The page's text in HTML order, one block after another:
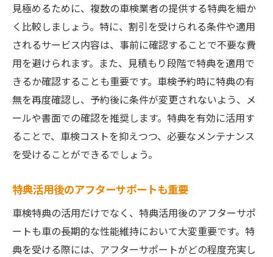
見極めるために、複数の車検業者の提供する特典を細か
く比較しましょう。特に、割引を受けられる条件や適用
されるサービス内容は、事前に確認することで不要な費
用を避けられます。また、見積もり段階で特典を適用で
きるか確認することも重要です。車検予約時に特典の有
無を再度確認し、予約後に条件が変更されないよう、メ
ールや書面での確認を推奨します。特典を有効に活用す
ることで、車検コストを抑えつつ、必要なメンテナンス
を受けることができるでしょう。
特典活用後のアフターサポートも重要
車検特典の活用だけでなく、特典活用後のアフターサポ
ートも車の長期的な性能維持において大変重要です。特
典を受ける際には、アフターサポートがどの程度充実し